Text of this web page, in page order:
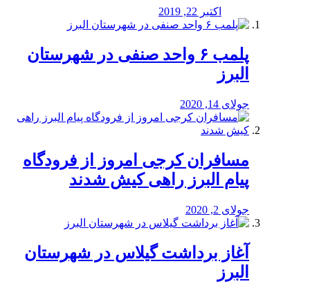
اکتبر 22, 2019
پلمب ۶ واحد صنفی در شهرستان
البرز
جولای 14, 2020
مسافران کرجی امروز از فرودگاه
پیام البرز راهی کیش شدند
جولای 2, 2020
آغاز برداشت گیلاس در شهرستان
البرز